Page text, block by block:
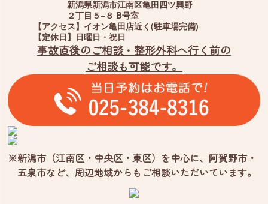
新潟県新潟市江南区亀田四ツ興野
２丁目５−８ B号室
【アクセス】 イオン亀田店近く(駐車場完備)
【定休日】 日曜日・祝日
事故直後のご相談・整形外科へ行く前の
ご相談も可能です。
※新潟市（江南区・中央区・東区）を中心に、阿賀野市・
五泉市など、周辺地域からもご相談いただいています。